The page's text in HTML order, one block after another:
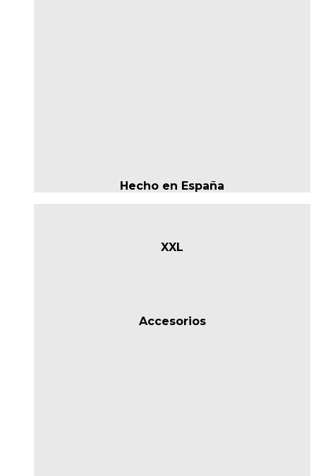
Hecho en España
XXL
Accesorios